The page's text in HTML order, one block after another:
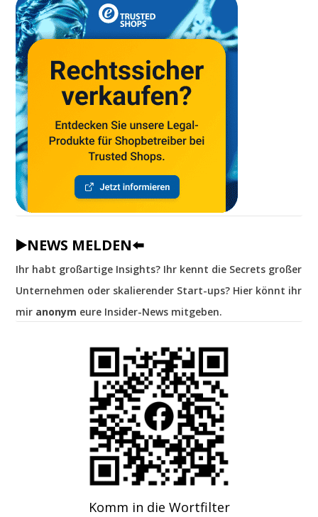
▶️NEWS MELDEN⬅️
Ihr habt großartige Insights? Ihr kennt die Secrets großer
Unternehmen oder skalierender Start-ups? Hier könnt ihr
mir anonym eure Insider-News mitgeben.
Komm in die Wortfilter